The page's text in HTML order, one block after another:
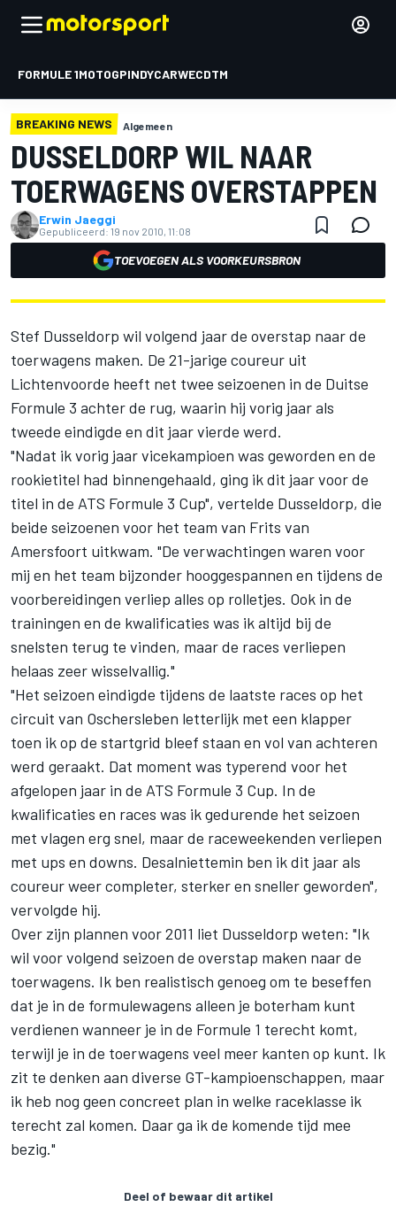
FORMULE 1MOTOGPINDYCARWECDTM
BREAKING NEWS Algemeen
DUSSELDORP WIL NAAR
TOERWAGENS OVERSTAPPEN
Erwin Jaeggi
Gepubliceerd: 19 nov 2010, 11:08
TOEVOEGEN ALS VOORKEURSBRON
Stef Dusseldorp wil volgend jaar de overstap naar de
toerwagens maken. De 21-jarige coureur uit
Lichtenvoorde heeft net twee seizoenen in de Duitse
Formule 3 achter de rug, waarin hij vorig jaar als
tweede eindigde en dit jaar vierde werd.
"Nadat ik vorig jaar vicekampioen was geworden en de
rookietitel had binnengehaald, ging ik dit jaar voor de
titel in de ATS Formule 3 Cup", vertelde Dusseldorp, die
beide seizoenen voor het team van Frits van
Amersfoort uitkwam. "De verwachtingen waren voor
mij en het team bijzonder hooggespannen en tijdens de
voorbereidingen verliep alles op rolletjes. Ook in de
trainingen en de kwalificaties was ik altijd bij de
snelsten terug te vinden, maar de races verliepen
helaas zeer wisselvallig."
"Het seizoen eindigde tijdens de laatste races op het
circuit van Oschersleben letterlijk met een klapper
toen ik op de startgrid bleef staan en vol van achteren
werd geraakt. Dat moment was typerend voor het
afgelopen jaar in de ATS Formule 3 Cup. In de
kwalificaties en races was ik gedurende het seizoen
met vlagen erg snel, maar de raceweekenden verliepen
met ups en downs. Desalniettemin ben ik dit jaar als
coureur weer completer, sterker en sneller geworden",
vervolgde hij.
Over zijn plannen voor 2011 liet Dusseldorp weten: "Ik
wil voor volgend seizoen de overstap maken naar de
toerwagens. Ik ben realistisch genoeg om te beseffen
dat je in de formulewagens alleen je boterham kunt
verdienen wanneer je in de Formule 1 terecht komt,
terwijl je in de toerwagens veel meer kanten op kunt. Ik
zit te denken aan diverse GT-kampioenschappen, maar
ik heb nog geen concreet plan in welke raceklasse ik
terecht zal komen. Daar ga ik de komende tijd mee
bezig."
Deel of bewaar dit artikel